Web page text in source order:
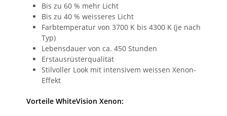
Bis zu 60 % mehr Licht
Bis zu 40 % weisseres Licht
Farbtemperatur von 3700 K bis 4300 K (je nach
Typ)
Lebensdauer von ca. 450 Stunden
Erstausrüsterqualität
Stilvoller Look mit intensivem weissen Xenon-
Effekt
Vorteile WhiteVision Xenon: